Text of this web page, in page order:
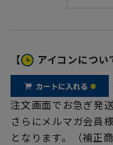
【 アイコンについ
注文画面でお急ぎ発
さらにメルマガ会員
となります。（補正